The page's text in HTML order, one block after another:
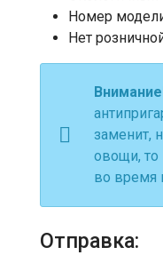
Номер
Нет
заменит,
овощи,
во время
Отправка: